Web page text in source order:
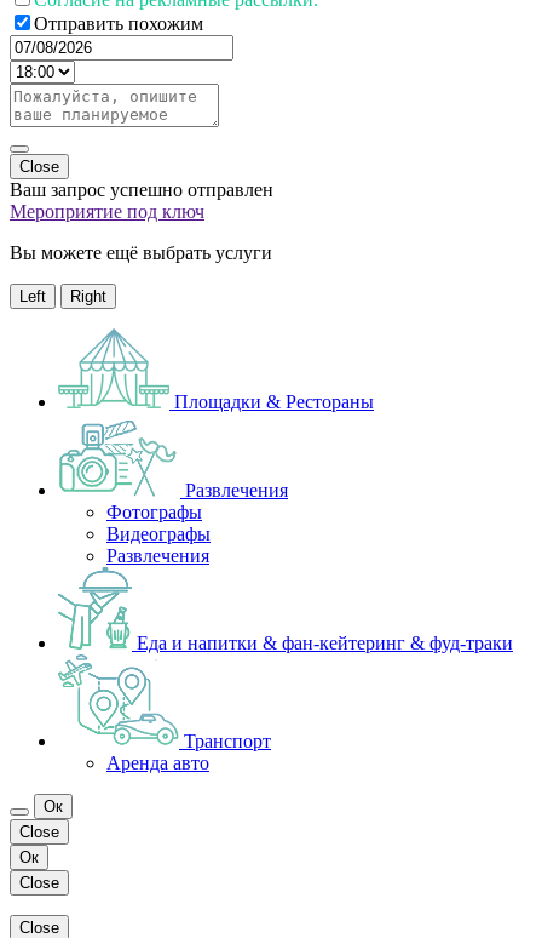
Отправить похожим
Close
Ваш запрос успешно отправлен
Мероприятие под ключ
Вы можете ещё выбрать услуги
Left Right
Площадки & Рестораны
Развлечения
Фотографы
Видеографы
Развлечения
Еда и напитки & фан-кейтеринг & фуд-траки
Транспорт
Аренда авто
Ок
Close
Ок
Close
Close